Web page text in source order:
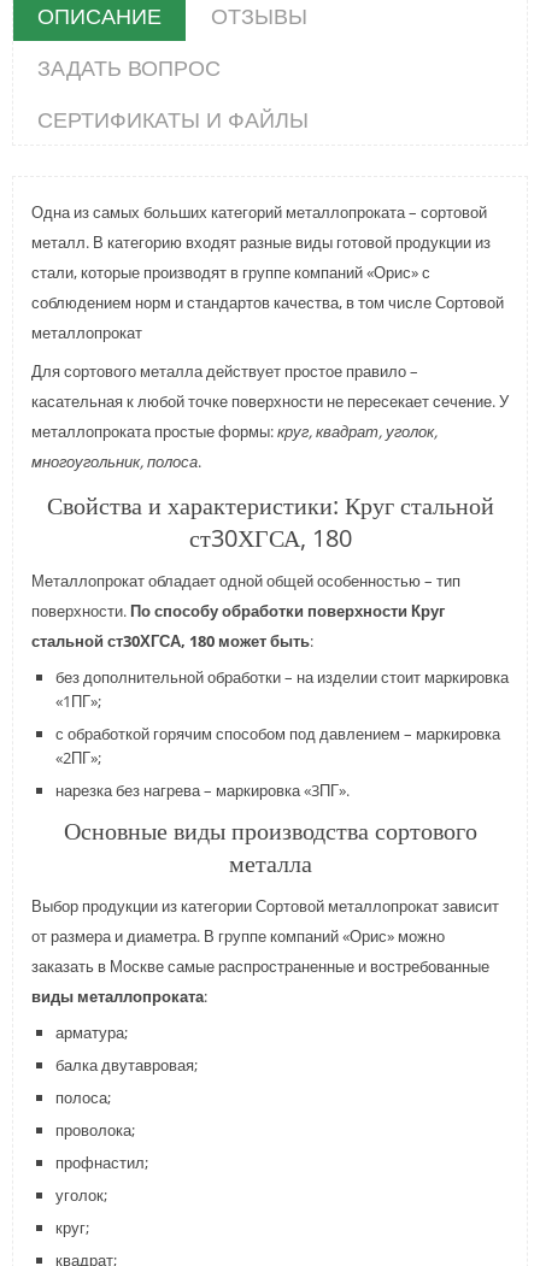
ОПИСАНИЕ
ОТЗЫВЫ
ЗАДАТЬ ВОПРОС
СЕРТИФИКАТЫ И ФАЙЛЫ
Одна из самых больших категорий металлопроката – сортовой
металл. В категорию входят разные виды готовой продукции из
стали, которые производят в группе компаний «Орис» с
соблюдением норм и стандартов качества, в том числе Сортовой
металлопрокат
Для сортового металла действует простое правило –
касательная к любой точке поверхности не пересекает сечение. У
металлопроката простые формы:круг, квадрат, уголок,
многоугольник, полоса.
Свойства и характеристики: Круг стальной
ст30ХГСА, 180
Металлопрокат обладает одной общей особенностью – тип
поверхности.По способу обработки поверхности Круг
стальной ст30ХГСА, 180 может быть:
без дополнительной обработки – на изделии стоит маркировка
«1ПГ»;
с обработкой горячим способом под давлением – маркировка
«2ПГ»;
нарезка без нагрева – маркировка «3ПГ».
Основные виды производства сортового
металла
Выбор продукции из категории Сортовой металлопрокат зависит
от размера и диаметра. В группе компаний «Орис» можно
заказать в Москве самые распространенные и востребованные
виды металлопроката:
арматура;
балка двутавровая;
полоса;
проволока;
профнастил;
уголок;
круг;
квадрат;